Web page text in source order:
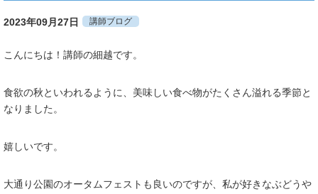
2023年09月27日 講師ブログ
こんにちは！講師の細越です。
食欲の秋といわれるように、美味しい食べ物がたくさん溢れる季節と
なりました。
嬉しいです。
大通り公園のオータムフェストも良いのですが、私が好きなぶどうや